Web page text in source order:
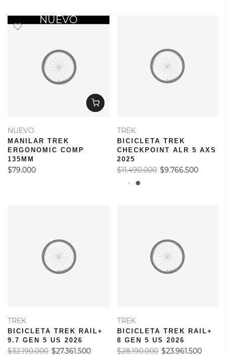
OFERTA
NUEVO
NUEVO
MANILAR TREK
ERGONOMIC COMP
135MM
$79.000
TREK
BICICLETA TREK
CHECKPOINT ALR 5 AXS
2025
$11.490.000 $9.766.500
TREK
BICICLETA TREK RAIL+
9.7 GEN 5 US 2026
$32.190.000 $27.361.500
TREK
BICICLETA TREK RAIL+
8 GEN 5 US 2026
$28.190.000 $23.961.500